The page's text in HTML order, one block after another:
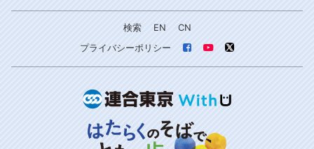
検索 EN
CN
プライバシーポリシー